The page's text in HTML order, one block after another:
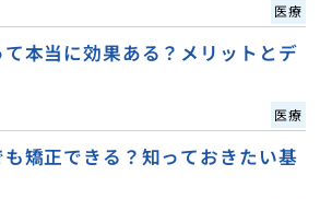
医療
本当に効果ある？メリットとデ
医療
矯正できる？知っておきたい基